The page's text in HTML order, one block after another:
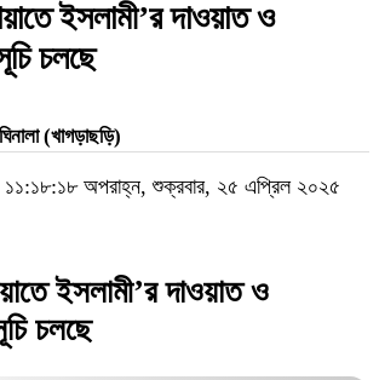
ইসলামী’র দাওয়াত ও
চলছে
(খাগড়াছড়ি)
অপরাহ্ন, শুক্রবার, ২৫ এপ্রিল ২০২৫
ইসলামী’র দাওয়াত ও
চলছে